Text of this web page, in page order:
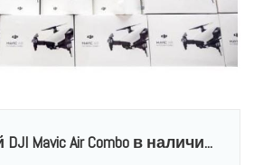
Mavic Air Combo в наличи...